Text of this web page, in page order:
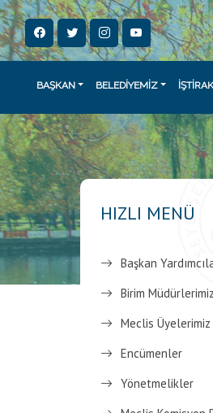
BAŞKAN BELEDİYEMİZ
HIZLI MENÜ
Başkan
Birim Müdürlerimiz
Meclis Üyelerimiz
Encümenler
Yönetmelikler